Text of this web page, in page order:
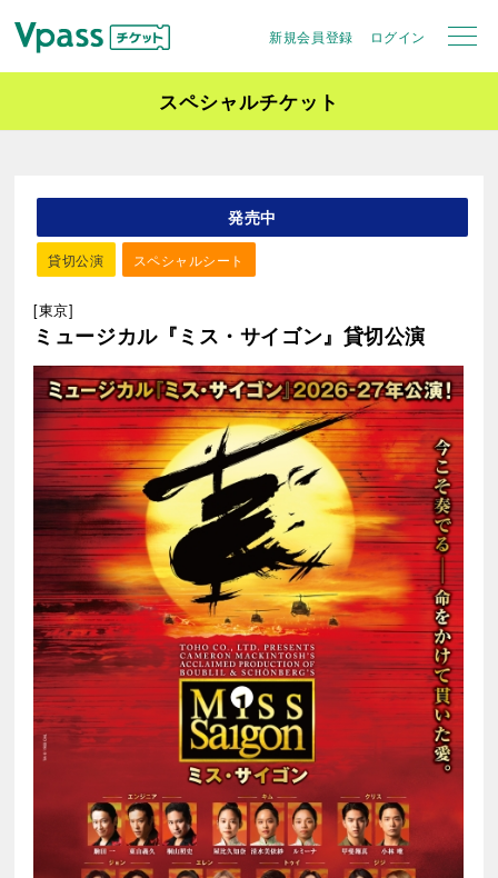
新規会員登録 ログイン
スペシャルチケット
発売中
貸切公演 スペシャルシート
[東京]
ミュージカル『ミス・サイゴン』貸切公演